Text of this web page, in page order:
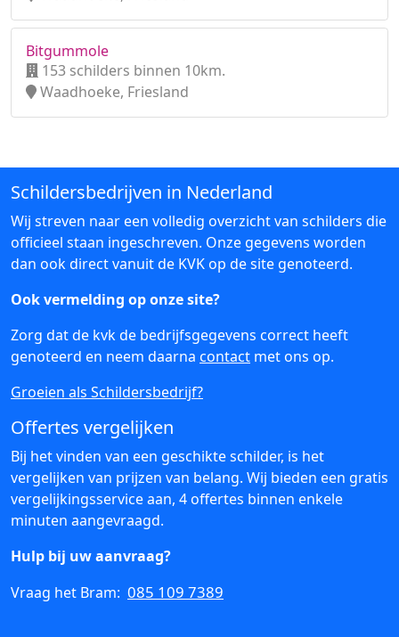
Bitgummole
153 schilders binnen 10km.
Waadhoeke, Friesland
Schildersbedrijven in Nederland
Wij streven naar een volledig overzicht van schilders die
officieel staan ingeschreven. Onze gegevens worden
dan ook direct vanuit de KVK op de site genoteerd.
Ook vermelding op onze site?
Zorg dat de kvk de bedrijfsgegevens correct heeft
genoteerd en neem daarna contact met ons op.
Groeien als Schildersbedrijf?
Offertes vergelijken
Bij het vinden van een geschikte schilder, is het
vergelijken van prijzen van belang. Wij bieden een gratis
vergelijkingsservice aan, 4 offertes binnen enkele
minuten aangevraagd.
Hulp bij uw aanvraag?
Vraag het Bram: 085 109 7389